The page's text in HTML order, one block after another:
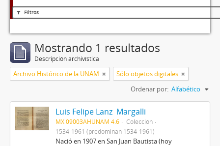
Filtros
Mostrando 1 resultados
Descripción archivística
Archivo Histórico de la UNAM
Sólo objetos digitales
Ordenar por: Alfabético
Luis Felipe Lanz Margalli
MX 09003AHUNAM 4.6
Colección
1534-1961 (predominan 1534-1961)
Nació en 1907 en San Juan Bautista (hoy